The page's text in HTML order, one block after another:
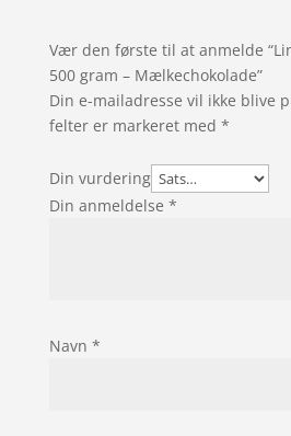
Vær den første til at anmelde
500 gram – Mælkechokolade”
Din e-mailadresse vil ikke blive
felter er markeret med *
Din vurdering
Din anmeldelse *
Navn *